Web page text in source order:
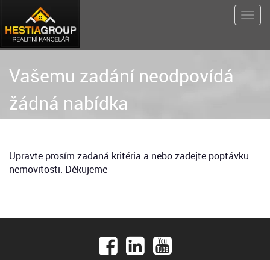
Vašemu zadání neodpovídá
žádná nabídka
Upravte prosím zadaná kritéria a nebo zadejte poptávku
nemovitosti. Děkujeme